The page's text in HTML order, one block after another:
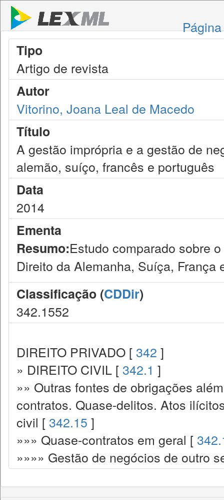
Tipo
Artigo de revista
Autor
Vitorino, Joana Leal de Macedo
Título
A gestão imprópria e a gestão de
alemão, suíço, francês e português
Data
2014
Ementa
Resumo:Estudo comparado sobre
Direito da Alemanha, Suíça, França
Classificação (CDDir)
342.1552
DIREITO PRIVADO [ 342 ]
» DIREITO CIVIL [ 342.1 ]
»» Outras fontes de obrigações
contratos. Quase-delitos. Atos
civil [ 342.15 ]
»»» Quase-contratos em geral [
»»»» Gestão de negócios de outro